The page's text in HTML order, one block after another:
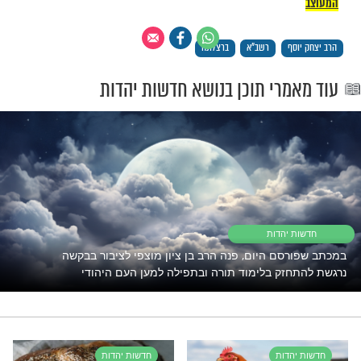
המקדש ונזכה לגאולה שלמה במהרה בימינו